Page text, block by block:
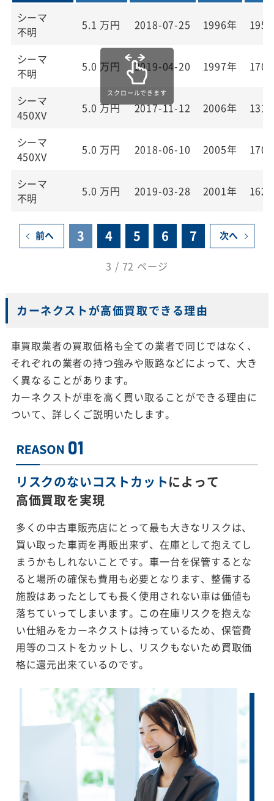
シーマ
不明
5.1 万円 2018-07-25 1996年
シーマ
不明
5.0 万円 2019-04-20 1997年
シーマ
450XV
5.0 万円 2017-11-12 2006年
シーマ
450XV
5.0 万円 2018-06-10 2005年
シーマ
不明
5.0 万円 2019-03-28 2001年
前へ 3 4 5 6 7 次へ
3 / 72 ページ
カーネクストが高価買取できる理由
車買取業者の買取価格も全ての業者で同じではなく、
それぞれの業者の持つ強みや販路などによって、大き
く異なることがあります。
カーネクストが車を高く買い取ることができる理由に
ついて、詳しくご説明いたします。
リスクのないコストカットによって
高価買取を実現
多くの中古車販売店にとって最も大きなリスクは、
買い取った車両を再販出来ず、在庫として抱えてし
まうかもしれないことです。車一台を保管するとな
ると場所の確保も費用も必要となります、整備する
施設はあったとしても長く使用されない車は価値も
落ちていってしまいます。この在庫リスクを抱えな
い仕組みをカーネクストは持っているため、保管費
用等のコストをカットし、リスクもないため買取価
格に還元出来ているのです。